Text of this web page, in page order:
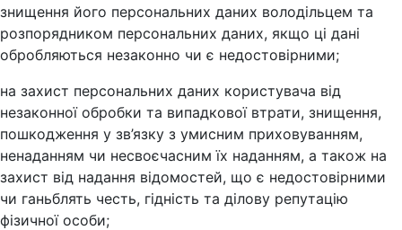
знищення його персональних даних володільцем та
розпорядником персональних даних, якщо ці дані
обробляються незаконно чи є недостовірними;
на захист персональних даних користувача від
незаконної обробки та випадкової втрати, знищення,
пошкодження у зв’язку з умисним приховуванням,
ненаданням чи несвоєчасним їх наданням, а також на
захист від надання відомостей, що є недостовірними
чи ганьблять честь, гідність та ділову репутацію
фізичної особи;